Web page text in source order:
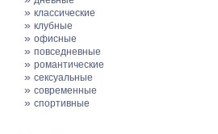
» классические
» клубные
» офисные
» повседневные
» романтические
» сексуальные
» современные
» спортивные